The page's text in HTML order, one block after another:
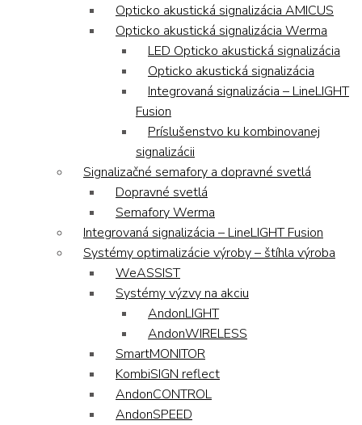
Opticko akustická signalizácia AMICUS
Opticko akustická signalizácia Werma
LED Opticko akustická signalizácia
Opticko akustická signalizácia
Integrovaná signalizácia – LineLIGHT
Fusion
Príslušenstvo ku kombinovanej
signalizácii
Signalizačné semafory a dopravné svetlá
Dopravné svetlá
Semafory Werma
Integrovaná signalizácia – LineLIGHT Fusion
Systémy optimalizácie výroby – štíhla výroba
WeASSIST
Systémy výzvy na akciu
AndonLIGHT
AndonWIRELESS
SmartMONITOR
KombiSIGN reflect
AndonCONTROL
AndonSPEED